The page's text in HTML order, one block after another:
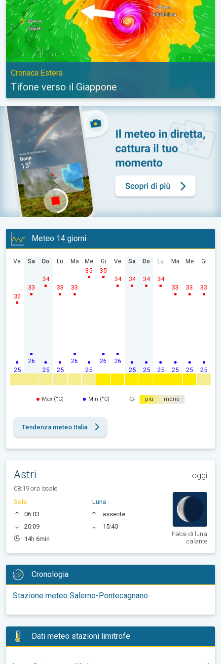
Cronaca Estera
Tifone verso il Giappone
Meteo 14 giorni
Ve
25
32
Sa
26
33
Do
25
34
Lu
25
33
Ma
26
33
Me
25
35
Gi
26
35
Ve
26
34
Sa
25
34
Do
25
34
Lu
25
34
Ma
25
33
Me
25
33
Gi
25
33
Max (°C) Min (°C) più meno
Tendenza meteo Italia
Astri oggi
08:19 ora locale
Sole
06:03
20:09
14h 6min
Luna
assente
15:40
Falce di luna
calante
Cronologia
Stazione meteo Salerno-Pontecagnano
Dati meteo stazioni limitrofe